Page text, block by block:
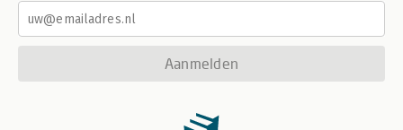
Aanmelden